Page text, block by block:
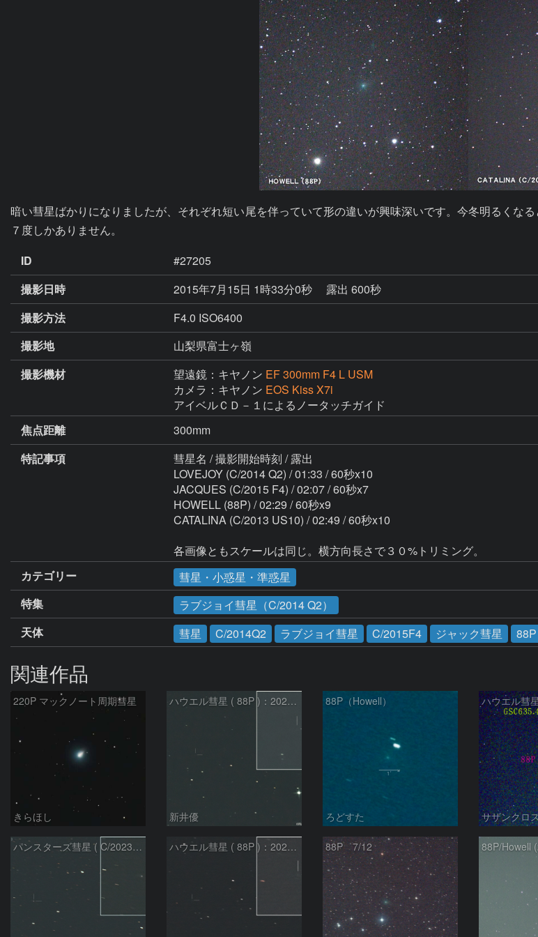
暗い彗星ばかりになりましたが、それぞれ短い尾を伴っていて形の違いが興味深いです。今冬明るくな
７度しかありません。
ID
#27205
撮影日時
2015年7月15日 1時33分0秒
露出 600秒
撮影方法
F4.0 ISO6400
撮影地
山梨県富士ヶ嶺
撮影機材
望遠鏡：キヤノン EF 300mm F4 L USM
カメラ：キヤノン EOS Kiss X7i
アイベルＣＤ－１によるノータッチガイド
焦点距離
300mm
特記事項
彗星名 / 撮影開始時刻 / 露出
LOVEJOY (C/2014 Q2) / 01:33 / 60秒x10
JACQUES (C/2015 F4) / 02:07 / 60秒x7
HOWELL (88P) / 02:29 / 60秒x9
CATALINA (C/2013 US10) / 02:49 / 60秒x10
各画像ともスケールは同じ。横方向長さで３０%トリミング。
カテゴリー
彗星・小惑星・準惑星
特集
ラブジョイ彗星（C/2014 Q2）
天体
彗星 C/2014Q2 ラブジョイ彗星 C/2015F4 ジャック彗星 88P
関連作品
220P マックノート周期彗星
きらほし
ハウエル彗星 ( 88P )：2026/07/27
新井優
88P（Howell）
ろどすた サザンクロ
パンスターズ彗星 ( C/2023R1 )：2026/07/09 ハウエル彗星 ( 88P )：2026/07/20 88P 7/12 88P/Howell